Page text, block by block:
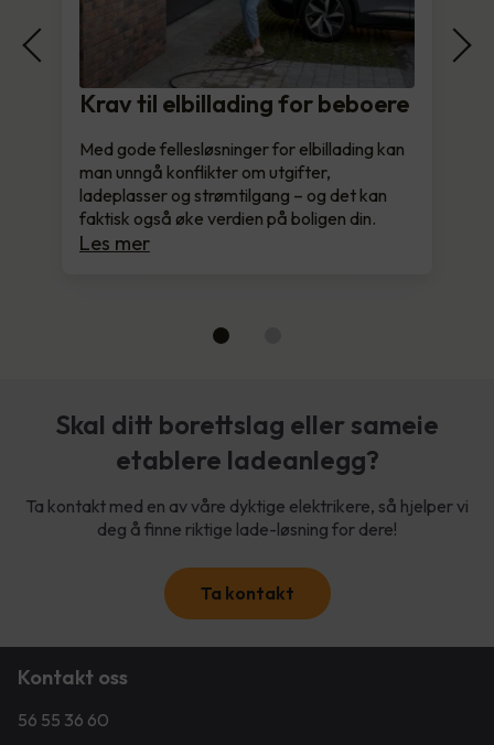
Krav til elbillading for beboere
Med gode fellesløsninger for elbillading kan
man unngå konflikter om utgifter,
ladeplasser og strømtilgang – og det kan
faktisk også øke verdien på boligen din.
Les mer
Skal ditt borettslag eller sameie
etablere ladeanlegg?
Ta kontakt med en av våre dyktige elektrikere, så hjelper vi
deg å finne riktige lade-løsning for dere!
Ta kontakt
Kontakt oss
56 55 36 60